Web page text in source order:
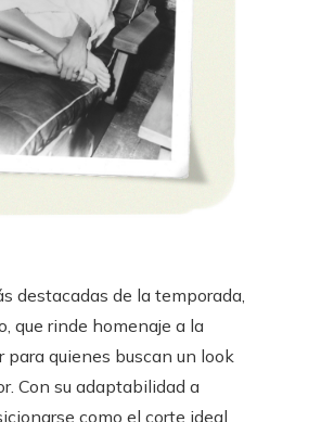
destacadas de la temporada,
que rinde homenaje a la
quienes buscan un look
Con su adaptabilidad a
como el corte ideal